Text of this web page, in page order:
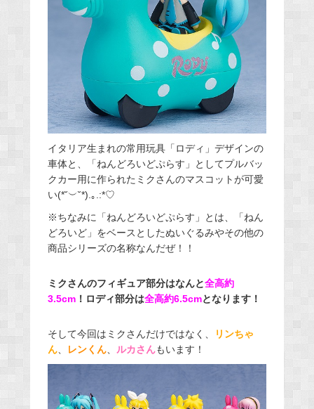
イタリア生まれの常用玩具「ロディ」デザインの
車体と、「ねんどろいどぷらす」としてプルバッ
クカー用に作られたミクさんのマスコットが可愛
い(*˘︶˘*).｡.:*♡
※ちなみに「ねんどろいどぷらす」とは、「ねん
どろいど」をベースとしたぬいぐるみやその他の
商品シリーズの名称なんだぜ！！
ミクさんのフィギュア部分はなんと全高約
3.5cm！ロディ部分は全高約6.5cmとなります！
そして今回はミクさんだけではなく、
リンちゃ
ん、 レンくん、 ルカさんもいます！